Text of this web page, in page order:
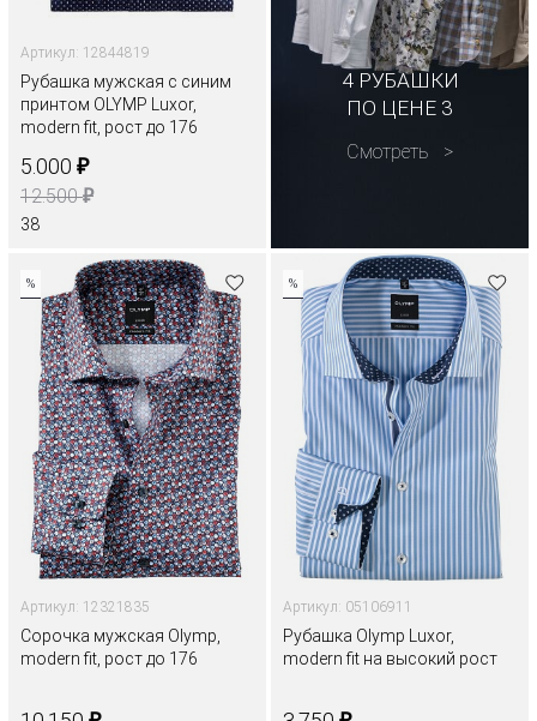
Артикул: 12844819
Рубашка мужская с синим
принтом OLYMP Luxor,
modern fit, рост до 176
5.000 ₽
12.500₽
38
4 РУБАШКИ
ПО ЦЕНЕ 3
Смотреть
%
Артикул: 12321835
Сорочка мужская Olymp,
modern fit, рост до 176
%
Артикул: 05106911
Рубашка Olymp Luxor,
modern fit на высокий рост